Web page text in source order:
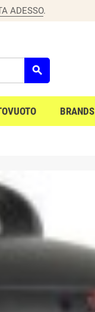
ADESSO.
search
BRANDS